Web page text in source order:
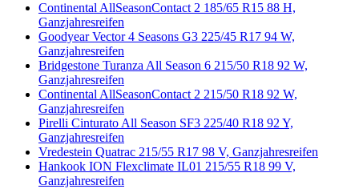
Continental AllSeasonContact 2 185/65 R15 88 H,
Ganzjahresreifen
Goodyear Vector 4 Seasons G3 225/45 R17 94 W,
Ganzjahresreifen
Bridgestone Turanza All Season 6 215/50 R18 92 W,
Ganzjahresreifen
Continental AllSeasonContact 2 215/50 R18 92 W,
Ganzjahresreifen
Pirelli Cinturato All Season SF3 225/40 R18 92 Y,
Ganzjahresreifen
Vredestein Quatrac 215/55 R17 98 V, Ganzjahresreifen
Hankook ION Flexclimate IL01 215/55 R18 99 V,
Ganzjahresreifen